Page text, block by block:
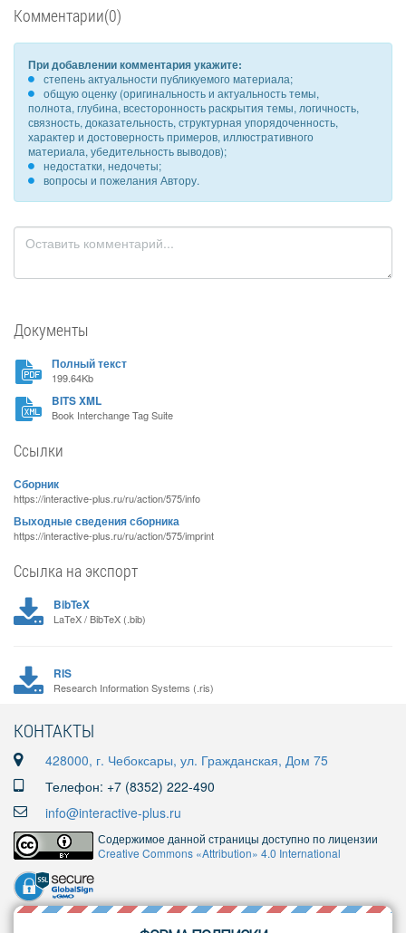
Комментарии(0)
При добавлении комментария укажите:
степень актуальности публикуемого материала;
общую оценку (оригинальность и актуальность темы,
полнота, глубина, всесторонность раскрытия темы, логичность,
связность, доказательность, структурная упорядоченность,
характер и достоверность примеров, иллюстративного
материала, убедительность выводов);
недостатки, недочеты;
вопросы и пожелания Автору.
Документы
Полный текст
199.64Kb
BITS XML
Book Interchange Tag Suite
Ссылки
Сборник
https://interactive-plus.ru/ru/action/575/info
Выходные сведения сборника
https://interactive-plus.ru/ru/action/575/imprint
Ссылка на экспорт
BibTeX
LaTeX / BibTeX (.bib)
RIS
Research Information Systems (.ris)
КОНТАКТЫ
428000, г. Чебоксары, ул. Гражданская, Дом 75
Телефон: +7 (8352) 222-490
info@interactive-plus.ru
Содержимое данной страницы доступно по лицензии
Creative Commons «Attribution» 4.0 International